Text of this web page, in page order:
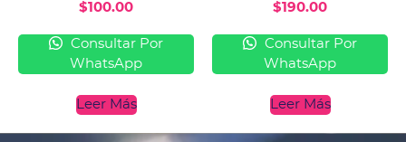
$100.00
Consultar Por
WhatsApp
Leer Más
$190.00
Consultar Por
WhatsApp
Leer Más